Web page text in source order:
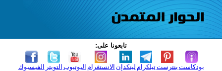
تابعونا على:
الفيسبوك التويتر اليوتيوب الانستغرام لينكدإن تيلكرامبنترست بودكاست